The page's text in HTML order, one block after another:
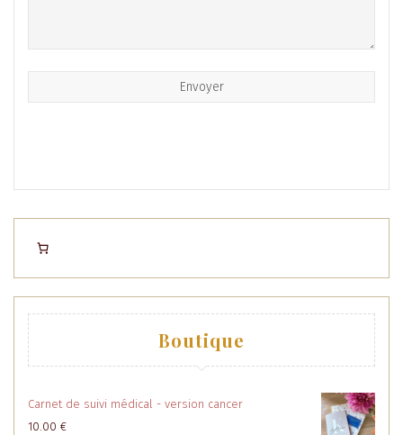
Boutique
Carnet de suivi médical - version cancer
10.00 €